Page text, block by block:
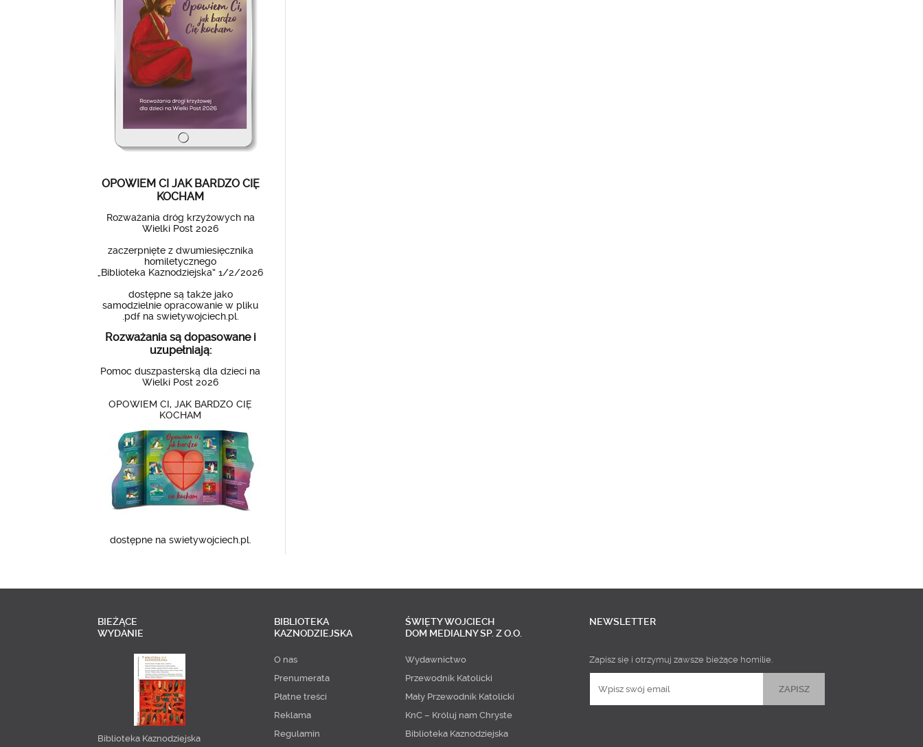
OPOWIEM CI JAK BARDZO CIĘ
KOCHAM
Rozważania dróg krzyżowych na
Wielki Post 2026
zaczerpnięte z dwumiesięcznika
homiletycznego
„Biblioteka Kaznodziejska” 1/2/2026
dostępne są także jako
samodzielnie opracowanie w pliku
.pdf na swietywojciech.pl.
Rozważania są dopasowane i
uzupełniają:
Pomoc duszpasterską dla dzieci na
Wielki Post 2026
OPOWIEM CI, JAK BARDZO CIĘ
KOCHAM
dostępne na swietywojciech.pl.
BIEŻĄCE
WYDANIE
Biblioteka Kaznodziejska
BIBLIOTEKA
KAZNODZIEJSKA
O nas
Prenumerata
Płatne treści
Reklama
Regulamin
ŚWIĘTY WOJCIECH
DOM MEDIALNY SP. Z O.O.
Wydawnictwo
Przewodnik Katolicki
Mały Przewodnik Katolicki
KnC – Króluj nam Chryste
Biblioteka Kaznodziejska
NEWSLETTER
Zapisz się i otrzymuj zawsze bieżące homilie.